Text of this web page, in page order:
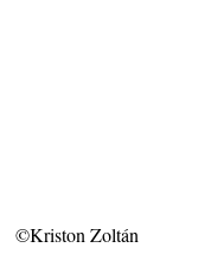
©Kriston Zoltán